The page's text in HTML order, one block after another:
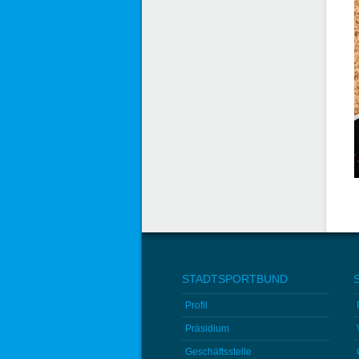
STADTSPORTBUND
Profil
Präsidium
Geschäftsstelle